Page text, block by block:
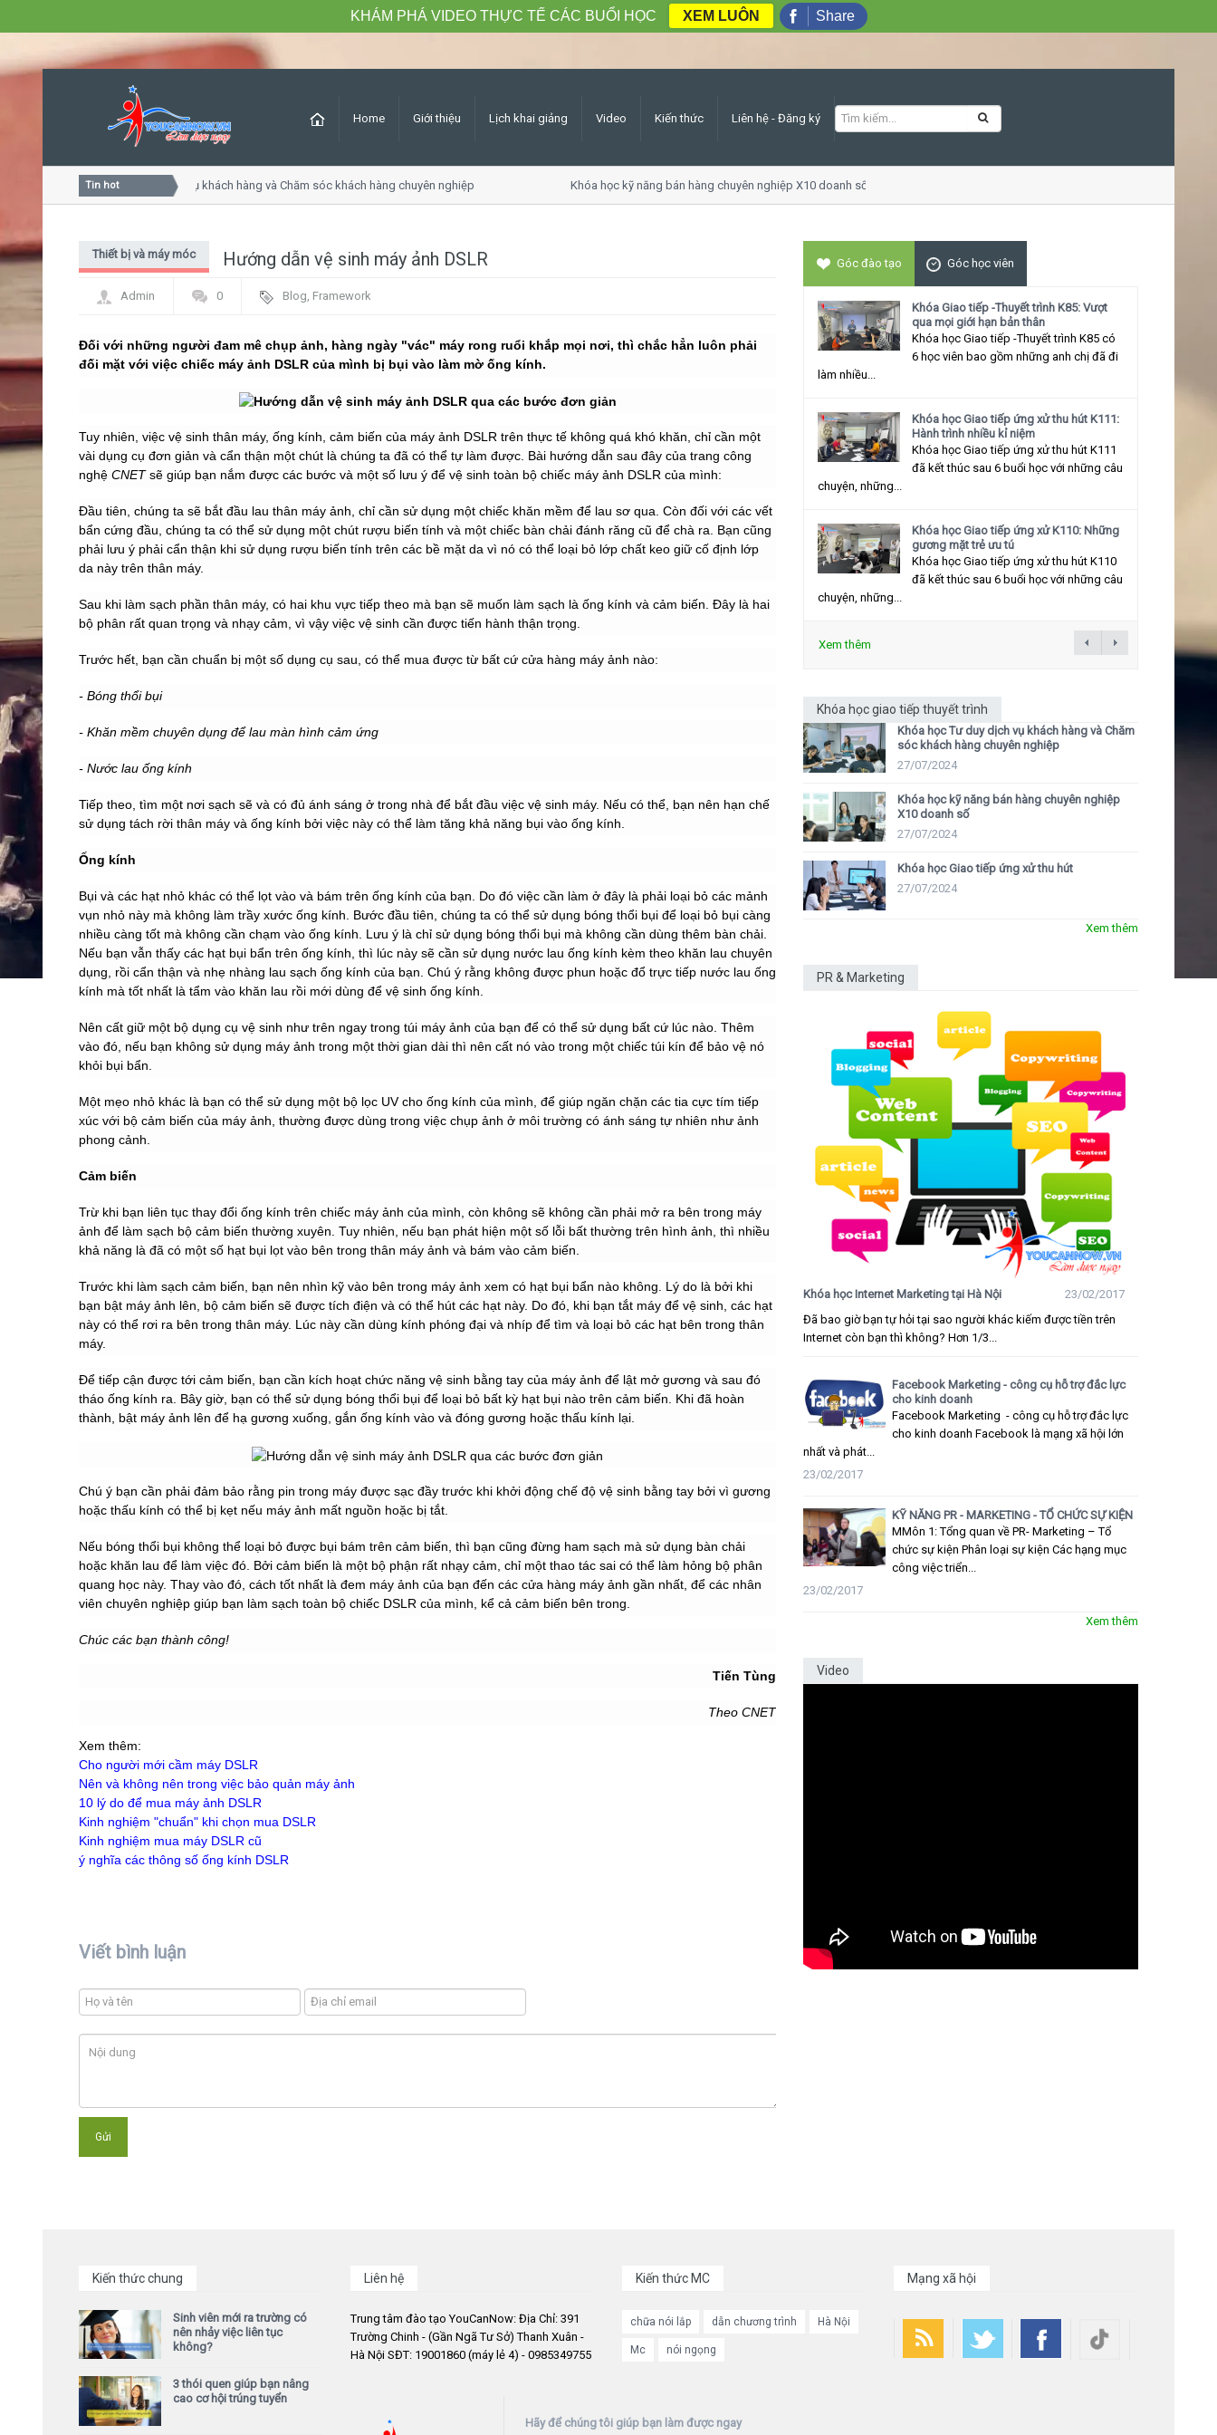
Home Giới thiệu Lịch khai giảng Video Kiến thức Liên hệ - Đăng ký
Tin hot
Khóa học Tư duy dịch vụ khách hàng và Chăm sóc khách hàng chuyên nghiệp Khóa học kỹ năng bán hàng chuyên nghiệp X10 doanh số
Hướng dẫn vệ sinh máy ảnh DSLR
Thiết bị và máy móc
Admin 0 Blog, Framework
Đối với những người đam mê chụp ảnh, hàng ngày "vác" máy rong ruổi khắp mọi nơi, thì chắc hẳn luôn phải
đối mặt với việc chiếc máy ảnh DSLR của mình bị bụi vào làm mờ ống kính.
Tuy nhiên, việc vệ sinh thân máy, ống kính, cảm biến của máy ảnh DSLR trên thực tế không quá khó khăn, chỉ cần một
vài dụng cụ đơn giản và cẩn thận một chút là chúng ta đã có thể tự làm được. Bài hướng dẫn sau đây của trang công
nghệ CNETsẽ giúp bạn nắm được các bước và một số lưu ý để vệ sinh toàn bộ chiếc máy ảnh DSLR của mình:
Đầu tiên, chúng ta sẽ bắt đầu lau thân máy ảnh, chỉ cần sử dụng một chiếc khăn mềm để lau sơ qua. Còn đối với các vết
bẩn cứng đầu, chúng ta có thể sử dụng một chút rượu biến tính và một chiếc bàn chải đánh răng cũ để chà ra. Bạn cũng
phải lưu ý phải cẩn thận khi sử dụng rượu biến tính trên các bề mặt da vì nó có thể loại bỏ lớp chất keo giữ cố định lớp
da này trên thân máy.
Sau khi làm sạch phần thân máy, có hai khu vực tiếp theo mà bạn sẽ muốn làm sạch là ống kính và cảm biến. Đây là hai
bộ phân rất quan trọng và nhạy cảm, vì vậy việc vệ sinh cần được tiến hành thận trọng.
Trước hết, bạn cần chuẩn bị một số dụng cụ sau, có thể mua được từ bất cứ cửa hàng máy ảnh nào:
- Bóng thổi bụi
- Khăn mềm chuyên dụng để lau màn hình cảm ứng
- Nước lau ống kính
Tiếp theo, tìm một nơi sạch sẽ và có đủ ánh sáng ở trong nhà để bắt đầu việc vệ sinh máy. Nếu có thể, bạn nên hạn chế
sử dụng tách rời thân máy và ống kính bởi việc này có thể làm tăng khả năng bụi vào ống kính.
Ống kính
Bụi và các hạt nhỏ khác có thể lọt vào và bám trên ống kính của bạn. Do đó việc cần làm ở đây là phải loại bỏ các mảnh
vụn nhỏ này mà không làm trầy xước ống kính. Bước đầu tiên, chúng ta có thể sử dụng bóng thổi bụi để loại bỏ bụi càng
nhiều càng tốt mà không cần chạm vào ống kính. Lưu ý là chỉ sử dụng bóng thổi bụi mà không cần dùng thêm bàn chải.
Nếu bạn vẫn thấy các hạt bụi bẩn trên ống kính, thì lúc này sẽ cần sử dụng nước lau ống kính kèm theo khăn lau chuyên
dụng, rồi cẩn thận và nhẹ nhàng lau sạch ống kính của bạn. Chú ý rằng không được phun hoặc đổ trực tiếp nước lau ống
kính mà tốt nhất là tẩm vào khăn lau rồi mới dùng để vệ sinh ống kính.
Nên cất giữ một bộ dụng cụ vệ sinh như trên ngay trong túi máy ảnh của bạn để có thể sử dụng bất cứ lúc nào. Thêm
vào đó, nếu bạn không sử dụng máy ảnh trong một thời gian dài thì nên cất nó vào trong một chiếc túi kín để bảo vệ nó
khỏi bụi bẩn.
Một mẹo nhỏ khác là bạn có thể sử dụng một bộ lọc UV cho ống kính của mình, để giúp ngăn chặn các tia cực tím tiếp
xúc với bộ cảm biến của máy ảnh, thường được dùng trong việc chụp ảnh ở môi trường có ánh sáng tự nhiên như ảnh
phong cảnh.
Cảm biến
Trừ khi bạn liên tục thay đổi ống kính trên chiếc máy ảnh của mình, còn không sẽ không cần phải mở ra bên trong máy
ảnh để làm sạch bộ cảm biến thường xuyên. Tuy nhiên, nếu bạn phát hiện một số lỗi bất thường trên hình ảnh, thì nhiều
khả năng là đã có một số hạt bụi lọt vào bên trong thân máy ảnh và bám vào cảm biến.
Trước khi làm sạch cảm biến, bạn nên nhìn kỹ vào bên trong máy ảnh xem có hạt bụi bẩn nào không. Lý do là bởi khi
bạn bật máy ảnh lên, bộ cảm biến sẽ được tích điện và có thể hút các hạt này. Do đó, khi bạn tắt máy để vệ sinh, các hạt
này có thể rơi ra bên trong thân máy. Lúc này cần dùng kính phóng đại và nhíp để tìm và loại bỏ các hạt bên trong thân
máy.
Để tiếp cận được tới cảm biến, bạn cần kích hoạt chức năng vệ sinh bằng tay của máy ảnh để lật mở gương và sau đó
tháo ống kính ra. Bây giờ, bạn có thể sử dụng bóng thổi bụi để loại bỏ bất kỳ hạt bụi nào trên cảm biến. Khi đã hoàn
thành, bật máy ảnh lên để hạ gương xuống, gắn ống kính vào và đóng gương hoặc thấu kính lại.
Chú ý bạn cần phải đảm bảo rằng pin trong máy được sạc đầy trước khi khởi động chế độ vệ sinh bằng tay bởi vì gương
hoặc thấu kính có thể bị kẹt nếu máy ảnh mất nguồn hoặc bị tắt.
Nếu bóng thổi bụi không thể loại bỏ được bụi bám trên cảm biến, thì bạn cũng đừng ham sạch mà sử dụng bàn chải
hoặc khăn lau để làm việc đó. Bởi cảm biến là một bộ phận rất nhạy cảm, chỉ một thao tác sai có thể làm hỏng bộ phân
quang học này. Thay vào đó, cách tốt nhất là đem máy ảnh của bạn đến các cửa hàng máy ảnh gần nhất, để các nhân
viên chuyên nghiệp giúp bạn làm sạch toàn bộ chiếc DSLR của mình, kể cả cảm biến bên trong.
Chúc các bạn thành công!
Tiến Tùng
Theo CNET
Xem thêm:
Cho người mới cầm máy DSLR
Nên và không nên trong việc bảo quản máy ảnh
10 lý do để mua máy ảnh DSLR
Kinh nghiệm "chuẩn" khi chọn mua DSLR
Kinh nghiệm mua máy DSLR cũ
ý nghĩa các thông số ống kính DSLR
Viết bình luận
Góc đào tạo Góc học viên
Khóa Giao tiếp -Thuyết trình K85: Vượt
qua mọi giới hạn bản thân
Khóa học Giao tiếp -Thuyết trình K85 có
6 học viên bao gồm những anh chị đã đi
làm nhiều...
Khóa học Giao tiếp ứng xử thu hút K111:
Hành trình nhiều kỉ niệm
Khóa học Giao tiếp ứng xử thu hút K111
đã kết thúc sau 6 buổi học với những câu
chuyện, những...
Khóa học Giao tiếp ứng xử K110: Những
gương mặt trẻ ưu tú
Khóa học Giao tiếp ứng xử thu hút K110
đã kết thúc sau 6 buổi học với những câu
chuyện, những...
Xem thêm
Khóa học giao tiếp thuyết trình
Khóa học Tư duy dịch vụ khách hàng và Chăm
sóc khách hàng chuyên nghiệp
27/07/2024
Khóa học kỹ năng bán hàng chuyên nghiệp
X10 doanh số
27/07/2024
Khóa học Giao tiếp ứng xử thu hút
27/07/2024
Xem thêm
PR & Marketing
Khóa học Internet Marketing tại Hà Nội
23/02/2017
Đã bao giờ bạn tự hỏi tại sao người khác kiếm được tiền trên
Internet còn bạn thì không? Hơn 1/3...
Facebook Marketing - công cụ hỗ trợ đắc lực
cho kinh doanh
Facebook Marketing - công cụ hỗ trợ đắc lực
cho kinh doanh Facebook là mạng xã hội lớn
nhất và phát...
23/02/2017
KỸ NĂNG PR - MARKETING - TỔ CHỨC SỰ KIỆN
MMôn 1: Tổng quan về PR- Marketing – Tổ
chức sự kiện Phân loại sự kiện Các hạng mục
công việc triển...
23/02/2017
Xem thêm
Video
Kiến thức chung
Sinh viên mới ra trường có
nên nhảy việc liên tục
không?
3 thói quen giúp bạn nâng
cao cơ hội trúng tuyển
Liên hệ
Trung tâm đào tạo YouCanNow: Địa Chỉ: 391
Trường Chinh - (Gần Ngã Tư Sở) Thanh Xuân -
Hà Nội SĐT: 19001860 (máy lẻ 4) - 0985349755
Kiến thức MC
chữa nói lắp dẫn chương trình Hà Nội
Mc nói ngọng
Mạng xã hội
Hãy để chúng tôi giúp bạn làm được ngay
KHÁM PHÁ VIDEO THỰC TẾ CÁC BUỔI HỌC XEM LUÔN Share